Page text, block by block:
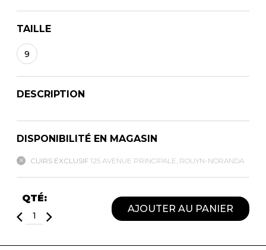
TAILLE
9
DESCRIPTION
DISPONIBILITÉ EN MAGASIN
CUIRS EXCLUSIF 125 AVENUE PRINCIPALE, ROUYN-NORANDA
QTÉ:
AJOUTER AU PANIER